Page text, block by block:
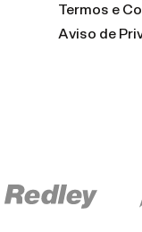
Termos e
Aviso de